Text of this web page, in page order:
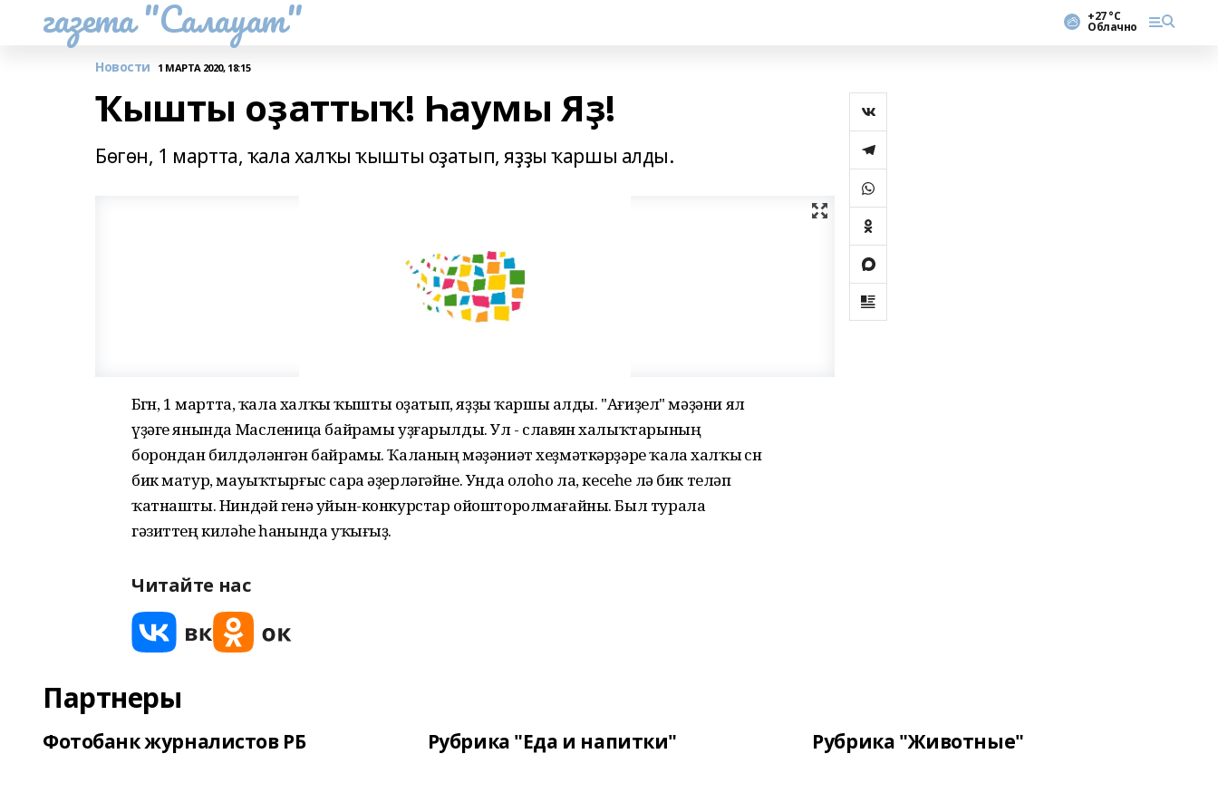
газета "Салауат" +27 °С
Облачно
Новости 1 МАРТА 2020, 18:15
Ҡышты оҙаттыҡ! Һаумы Яҙ!
Бөгөн, 1 мартта, ҡала халҡы ҡышты оҙатып, яҙҙы ҡаршы алды.
Бөгөн, 1 мартта, ҡала халҡы ҡышты оҙатып, яҙҙы ҡаршы алды. "Ағиҙел" мәҙәни ял
үҙәге янында Масленица байрамы уҙғарылды. Ул - славян халыҡтарының
борондан билдәләнгән байрамы. Ҡаланың мәҙәниәт хеҙмәткәрҙәре ҡала халҡы өсөн
бик матур, мауыҡтырғыс сара әҙерләгәйне. Унда олоһо ла, кесеһе лә бик теләп
ҡатнашты. Ниндәй генә уйын-конкурстар ойошторолмағайны. Был турала
гәзиттең киләһе һанында уҡығыҙ.
Читайте нас
Партнеры
Фотобанк журналистов РБ Рубрика "Еда и напитки" Рубрика "Животные"